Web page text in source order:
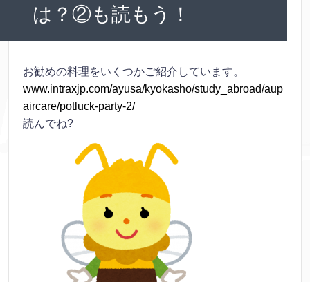
は？②も読もう！
お勧めの料理をいくつかご紹介しています。
www.intraxjp.com/ayusa/kyokasho/study_abroad/aup
aircare/potluck-party-2/
読んでね?